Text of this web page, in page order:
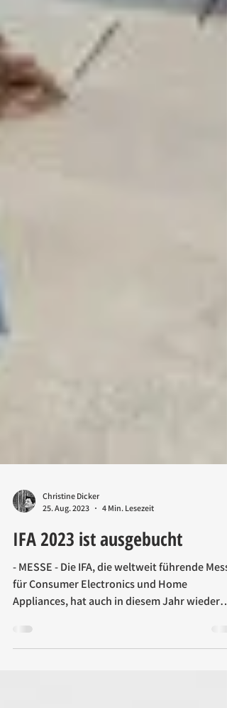
Christine Dicker
25. Aug. 2023
4 Min. Lesezeit
IFA 2023 ist ausgebucht
- MESSE - Die IFA, die weltweit führende
für Consumer Electronics und Home